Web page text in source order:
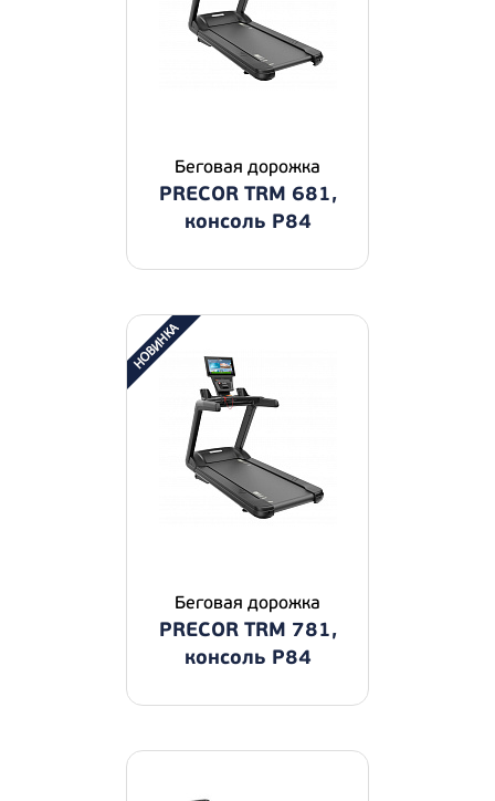
Беговая дорожка
PRECOR TRM 681,
консоль P84
Беговая дорожка
PRECOR TRM 781,
консоль P84